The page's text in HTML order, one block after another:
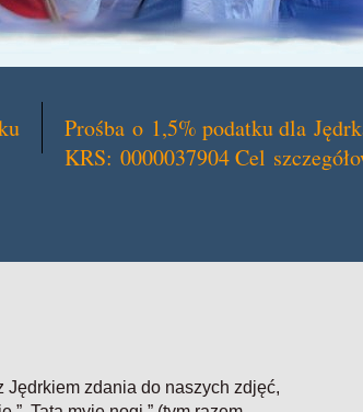
Prośba o 1,5% podatku dla
KRS: 0000037904 Cel
Jędrkiem zdania do naszych zdjęć,